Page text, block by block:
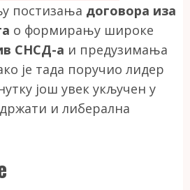
постизања договора иза
о формирању широке
СНСД-а и предузимања
је тада поручио лидер
још увек укључен у
и либерална